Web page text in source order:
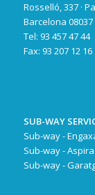
Rosselló, 337 ·
Barcelona 08037
Tel: 93 457 47 44
Fax: 93 207 12 16
SUB-WAY
Sub-way -
Sub-way -
Sub-way -